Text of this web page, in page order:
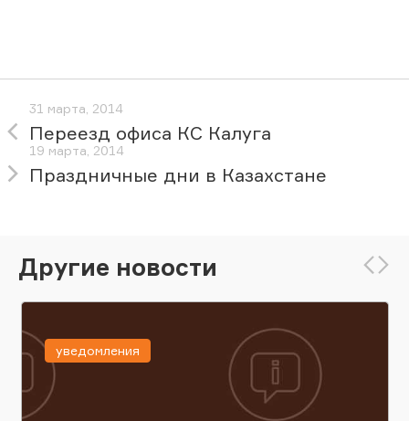
31 марта, 2014
Переезд офиса КС Калуга
19 марта, 2014
Праздничные дни в Казахстане
Другие новости
уведомления